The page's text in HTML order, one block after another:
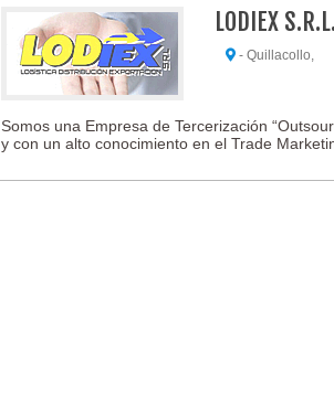
LODIEX S.R.L.
- Quillacollo,
Somos una Empresa de Tercerización
y con un alto conocimiento en el Trade